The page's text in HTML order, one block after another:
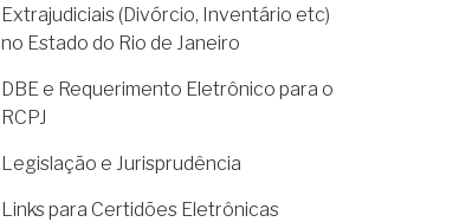
Extrajudiciais (Divórcio, Inventário etc)
no Estado do Rio de Janeiro
DBE e Requerimento Eletrônico para o
RCPJ
Legislação e Jurisprudência
Links para Certidões Eletrônicas